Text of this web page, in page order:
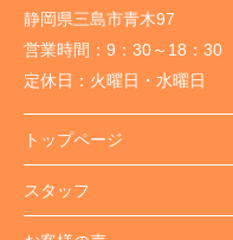
静岡県三島市青木97
営業時間： 9：30～18：30
定休日： 火曜日・水曜日
トップページ
スタッフ